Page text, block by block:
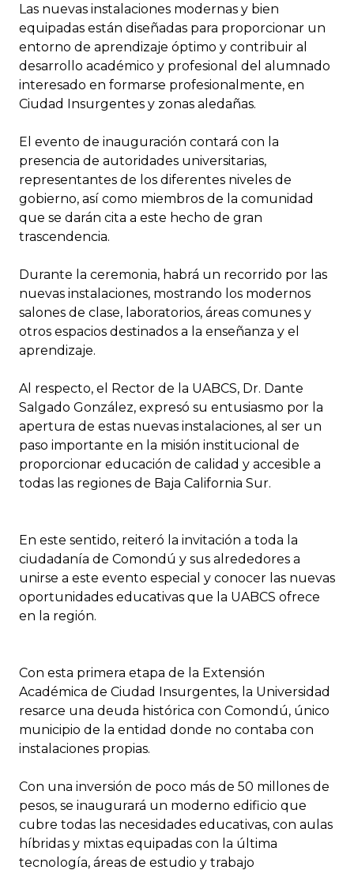
Las nuevas instalaciones modernas y bien
equipadas están diseñadas para proporcionar un
entorno de aprendizaje óptimo y contribuir al
desarrollo académico y profesional del alumnado
interesado en formarse profesionalmente, en
Ciudad Insurgentes y zonas aledañas.
El evento de inauguración contará con la
presencia de autoridades universitarias,
representantes de los diferentes niveles de
gobierno, así como miembros de la comunidad
que se darán cita a este hecho de gran
trascendencia.
Durante la ceremonia, habrá un recorrido por las
nuevas instalaciones, mostrando los modernos
salones de clase, laboratorios, áreas comunes y
otros espacios destinados a la enseñanza y el
aprendizaje.
Al respecto, el Rector de la UABCS, Dr. Dante
Salgado González, expresó su entusiasmo por la
apertura de estas nuevas instalaciones, al ser un
paso importante en la misión institucional de
proporcionar educación de calidad y accesible a
todas las regiones de Baja California Sur.
En este sentido, reiteró la invitación a toda la
ciudadanía de Comondú y sus alrededores a
unirse a este evento especial y conocer las nuevas
oportunidades educativas que la UABCS ofrece
en la región.
Con esta primera etapa de la Extensión
Académica de Ciudad Insurgentes, la Universidad
resarce una deuda histórica con Comondú, único
municipio de la entidad donde no contaba con
instalaciones propias.
Con una inversión de poco más de 50 millones de
pesos, se inaugurará un moderno edificio que
cubre todas las necesidades educativas, con aulas
híbridas y mixtas equipadas con la última
tecnología, áreas de estudio y trabajo